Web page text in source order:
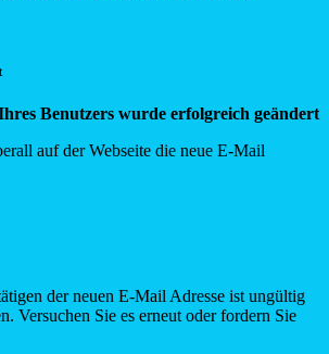
Benutzers wurde erfolgreich geändert
auf der Webseite die neue E-Mail
der neuen E-Mail Adresse ist ungültig
Versuchen Sie es erneut oder fordern Sie